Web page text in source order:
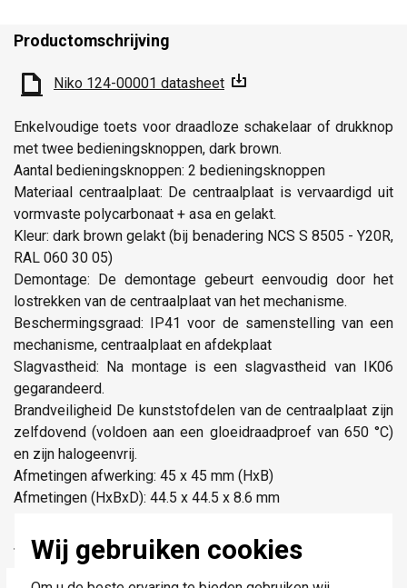
Wij gebruiken cookies
Productomschrijving
Niko 124-00001 datasheet
Enkelvoudige toets voor draadloze schakelaar of drukknop
met twee bedieningsknoppen, dark brown.
Aantal bedieningsknoppen: 2 bedieningsknoppen
Materiaal centraalplaat: De centraalplaat is vervaardigd uit
vormvaste polycarbonaat + asa en gelakt.
Kleur: dark brown gelakt (bij benadering NCS S 8505 - Y20R,
RAL 060 30 05)
Demontage: De demontage gebeurt eenvoudig door het
lostrekken van de centraalplaat van het mechanisme.
Beschermingsgraad: IP41 voor de samenstelling van een
mechanisme, centraalplaat en afdekplaat
Slagvastheid: Na montage is een slagvastheid van IK06
gegarandeerd.
Brandveiligheid De kunststofdelen van de centraalplaat zijn
zelfdovend (voldoen aan een gloeidraadproef van 650 °C)
en zijn halogeenvrij.
Afmetingen afwerking: 45 x 45 mm (HxB)
Afmetingen (HxBxD): 44.5 x 44.5 x 8.6 mm
Technische specificaties
Specificatie
Waarde